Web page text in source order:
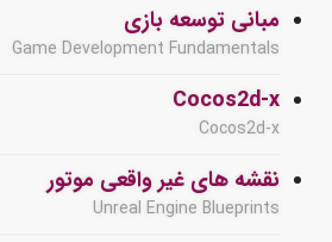
مبانی توسعه بازی
Game Development Fundamentals
Cocos2d-x
Cocos2d-x
نقشه های غیر واقعی موتور
Unreal Engine Blueprints